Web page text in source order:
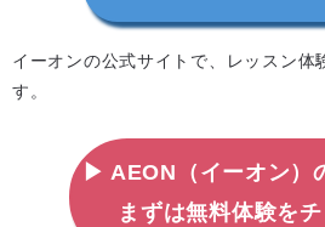
イーオンの公式サイトで、レッスン体
す。
▶ AEON（イーオン）
まずは無料体験をチ